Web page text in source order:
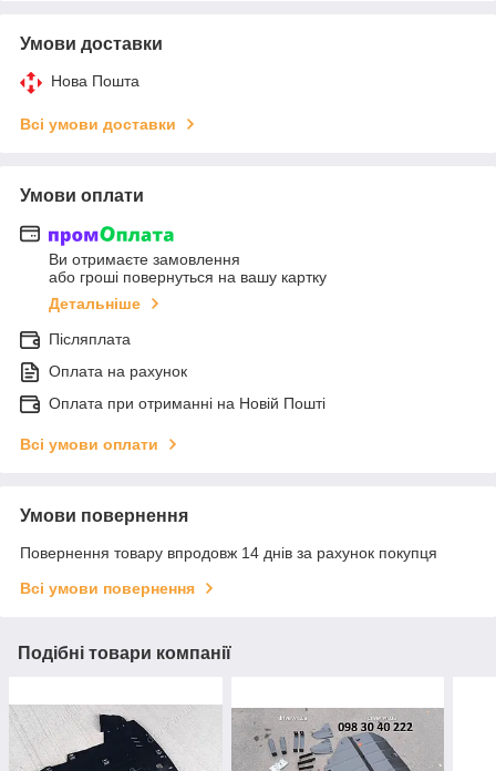
Умови доставки
Нова Пошта
Всі умови доставки
Умови оплати
Ви отримаєте замовлення
або гроші повернуться на вашу картку
Детальніше
Післяплата
Оплата на рахунок
Оплата при отриманні на Новій Пошті
Всі умови оплати
Умови повернення
Повернення товару впродовж 14 днів за рахунок покупця
Всі умови повернення
Подібні товари компанії